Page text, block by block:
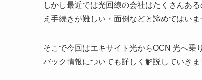
しかし最近では光回線の会社はたくさんあ
え手続きが難しい・面倒などと諦めてはいま
そこで今回はエキサイト光からOCN 光へ乗
バック情報についても詳しく解説していきま